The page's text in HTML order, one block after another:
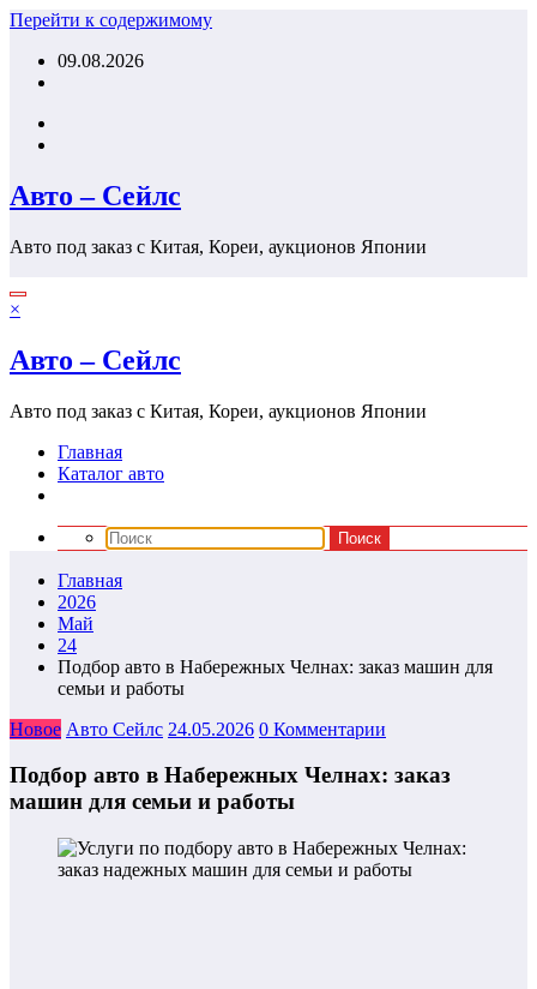
Перейти к содержимому
09.08.2026
Авто – Сейлс
Авто под заказ с Китая, Кореи, аукционов Японии
×
Авто – Сейлс
Авто под заказ с Китая, Кореи, аукционов Японии
Главная
Каталог авто
Главная
2026
Май
24
Подбор авто в Набережных Челнах: заказ машин для
семьи и работы
Новое Авто Сейлс 24.05.2026 0 Комментарии
Подбор авто в Набережных Челнах: заказ
машин для семьи и работы